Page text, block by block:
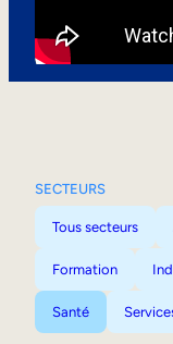
SECTEURS
Tous secteurs
Formation
Santé